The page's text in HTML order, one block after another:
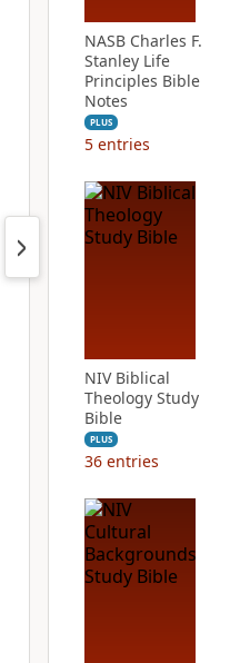
NASB Charles F.
Stanley Life
Principles Bible
Notes
PLUS
5 entries
NIV Biblical
Theology Study
Bible
PLUS
36 entries